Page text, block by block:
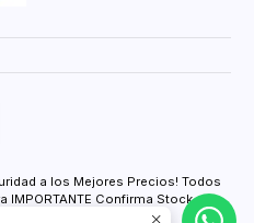
a los Mejores Precios! Todos
IMPORTANTE Confirma Stock